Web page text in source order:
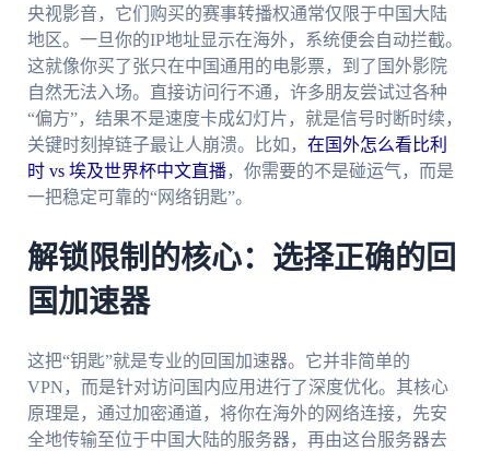
央视影音，它们购买的赛事转播权通常仅限于中国大陆
地区。一旦你的IP地址显示在海外，系统便会自动拦截。
这就像你买了张只在中国通用的电影票，到了国外影院
自然无法入场。直接访问行不通，许多朋友尝试过各种
“偏方”，结果不是速度卡成幻灯片，就是信号时断时续，
关键时刻掉链子最让人崩溃。比如， 在国外怎么看比利
时 vs 埃及世界杯中文直播，你需要的不是碰运气，而是
一把稳定可靠的“网络钥匙”。
解锁限制的核心：选择正确的回
国加速器
这把“钥匙”就是专业的回国加速器。它并非简单的
VPN，而是针对访问国内应用进行了深度优化。其核心
原理是，通过加密通道，将你在海外的网络连接，先安
全地传输至位于中国大陆的服务器，再由这台服务器去